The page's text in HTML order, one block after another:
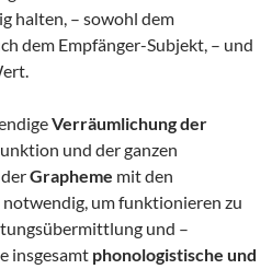
halten, – sowohl dem
dem Empfänger-Subjekt, – und
Verräumlichung der
und der ganzen
derGrapheme mit den
um funktionieren zu
und –
insgesamt phonologistische und